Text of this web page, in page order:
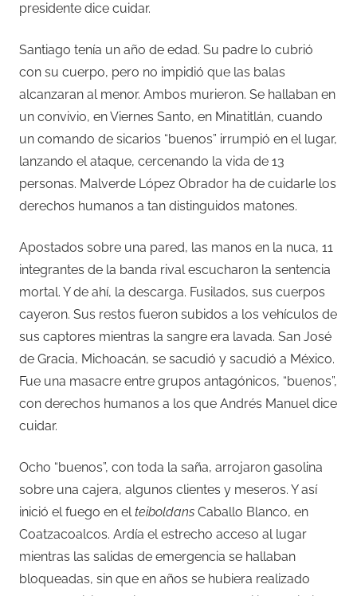
presidente dice cuidar.
Santiago tenía un año de edad. Su padre lo cubrió
con su cuerpo, pero no impidió que las balas
alcanzaran al menor. Ambos murieron. Se hallaban en
un convivio, en Viernes Santo, en Minatitlán, cuando
un comando de sicarios “buenos” irrumpió en el lugar,
lanzando el ataque, cercenando la vida de 13
personas. Malverde López Obrador ha de cuidarle los
derechos humanos a tan distinguidos matones.
Apostados sobre una pared, las manos en la nuca, 11
integrantes de la banda rival escucharon la sentencia
mortal. Y de ahí, la descarga. Fusilados, sus cuerpos
cayeron. Sus restos fueron subidos a los vehículos de
sus captores mientras la sangre era lavada. San José
de Gracia, Michoacán, se sacudió y sacudió a México.
Fue una masacre entre grupos antagónicos, “buenos”,
con derechos humanos a los que Andrés Manuel dice
cuidar.
Ocho “buenos”, con toda la saña, arrojaron gasolina
sobre una cajera, algunos clientes y meseros. Y así
inició el fuego en elteiboldans Caballo Blanco, en
Coatzacoalcos. Ardía el estrecho acceso al lugar
mientras las salidas de emergencia se hallaban
bloqueadas, sin que en años se hubiera realizado